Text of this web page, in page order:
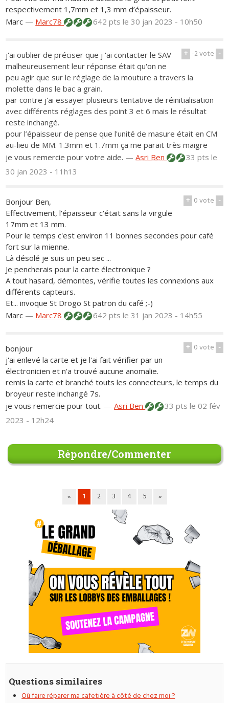
respectivement 1,7mm et 1,3 mm d’épaisseur.
Marc — Marc78 642 ptsle 30 jan 2023 - 10h50
+ -2vote -
j'ai oublier de préciser que j 'ai contacter le SAV
malheureusement leur réponse était qu'on ne
peu agir que sur le réglage de la mouture a travers la
molette dans le bac a grain.
par contre j'ai essayer plusieurs tentative de réinitialisation
avec différents réglages des point 3 et 6 mais le résultat
reste inchangé.
pour l’épaisseur de pense que l'unité de masure était en CM
au-lieu de MM. 1.3mm et 1.7mm ça me parait très maigre
je vous remercie pour votre aide. —Asri Ben 33 ptsle
30 jan 2023 - 11h13
+ 0vote -
Bonjour Ben,
Effectivement, l'épaisseur c'était sans la virgule
17mm et 13 mm.
Pour le temps c'est environ 11 bonnes secondes pour café
fort sur la mienne.
Là désolé je suis un peu sec ...
Je pencherais pour la carte électronique ?
A tout hasard, démontes, vérifie toutes les connexions aux
différents capteurs.
Et... invoque St Drogo St patron du café ;-)
Marc — Marc78 642 ptsle 31 jan 2023 - 14h55
+ 0vote -
bonjour
j'ai enlevé la carte et je l'ai fait vérifier par un
électronicien et n'a trouvé aucune anomalie.
remis la carte et branché touts les connecteurs, le temps du
broyeur reste inchangé 7s.
je vous remercie pour tout. —Asri Ben 33 ptsle 02 fév
2023 - 12h24
Répondre/Commenter
« 1 2 3 4 5 »
Questions similaires
Où faire réparer ma cafetière à côté de chez moi ?